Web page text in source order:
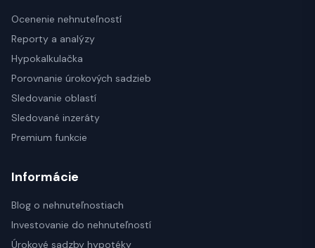
Ocenenie nehnuteľností
Reporty a analýzy
Hypokalkulačka
Porovnanie úrokových sadzieb
Sledovanie oblastí
Sledované inzeráty
Premium funkcie
Informácie
Blog o nehnuteľnostiach
Investovanie do nehnuteľností
Úrokové sadzby hypotéky